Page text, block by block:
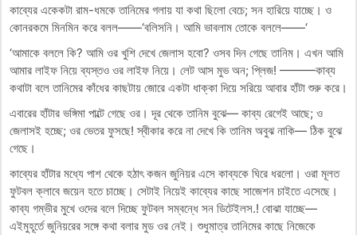
কাব্যের একেকটা রাম-ধমকে তানিমের গলায় যা কথা ছিলো বেচে; সন হারিয়ে যাচ্ছে। ও
কোনরকমে মিনমিন করে বলল——‘বলিসনি। আমি ভাবলাম তোকে বললে——‘
‘আমাকে বললে কি? আমি ওর খুশি দেখে জেলাস হবো? ওসব দিন গেছে তানিম। এখন আমি
আমার লাইফ নিয়ে ব্যস্তও ওর লাইফ নিয়ে। লেট আস মুভ অন; প্লিজ! ———কাব্য
কথাটা বলে তানিমের কাঁধের কাছটায় জোরে একটা ধাক্কা দিয়ে সরিয়ে আবার হাঁটা শুরু করে।
এবারের হাঁটার ভঙ্গিমা পাল্টে গেছে ওর। দূর থেকে তানিম বুঝে— কাব্য রেগেই আছে; ও
জেলাসই হচ্ছে; ওর ভেতর ফুসছে! স্বীকার করে না দেখে কি তানিম অবুঝ নাকি— ঠিক বুঝে
গেছে।
কাব্যের হাঁটার মধ্যে পাশ থেকে হঠাৎ কজন জুনিয়র এসে কাব্যকে ঘিরে ধরলো। ওরা মূলত
ফুটবল ক্লাবে জয়েন হতে চাচ্ছে। সেটাই নিয়েই কাব্যের কাছে সাজেশন চাইতে এসেছে।
কাব্য গম্ভীর মুখে ওদের বলে দিচ্ছে ফুটবল সম্বন্ধে সন ডিটেইলস.! বোঝা যাচ্ছে—
এইমুহূর্তে জুনিয়রের সঙ্গে কথা বলার মুড ওর নেই। শুধুমাত্র তানিমের কাছে নিজেকে